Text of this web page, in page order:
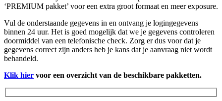
‘PREMIUM pakket’ voor een extra groot formaat en meer exposure.
Vul de onderstaande gegevens in en ontvang je logingegevens
binnen 24 uur. Het is goed mogelijk dat we je gegevens controleren
doormiddel van een telefonische check. Zorg er dus voor dat je
gegevens correct zijn anders heb je kans dat je aanvraag niet wordt
behandeld.
Klik hier voor een overzicht van de beschikbare pakketten.